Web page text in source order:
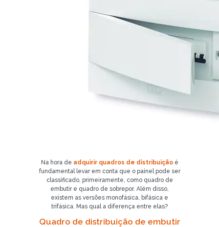
Na hora de adquirir quadros de distribuiçãoé
fundamental levar em conta que o painel pode ser
classificado, primeiramente, como quadro de
embutir e quadro de sobrepor. Além disso,
existem as versões monofásica, bifásica e
trifásica. Mas qual a diferença entre elas?
Quadro de distribuição de embutir